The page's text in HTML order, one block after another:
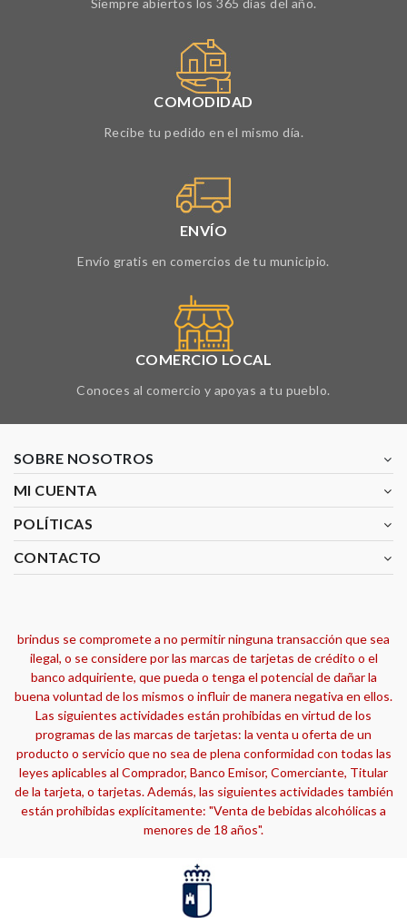
COMODIDAD
Recibe tu pedido en el mismo día.
ENVÍO
Envío gratis en comercios de tu municipio.
COMERCIO LOCAL
Conoces al comercio y apoyas a tu pueblo.
SOBRE NOSOTROS
MI CUENTA
POLÍTICAS
CONTACTO
brindus se compromete a no permitir ninguna transacción que sea
ilegal, o se considere por las marcas de tarjetas de crédito o el
banco adquiriente, que pueda o tenga el potencial de dañar la
buena voluntad de los mismos o influir de manera negativa en ellos.
Las siguientes actividades están prohibidas en virtud de los
programas de las marcas de tarjetas: la venta u oferta de un
producto o servicio que no sea de plena conformidad con todas las
leyes aplicables al Comprador, Banco Emisor, Comerciante, Titular
de la tarjeta, o tarjetas. Además, las siguientes actividades también
están prohibidas explícitamente: "Venta de bebidas alcohólicas a
menores de 18 años".